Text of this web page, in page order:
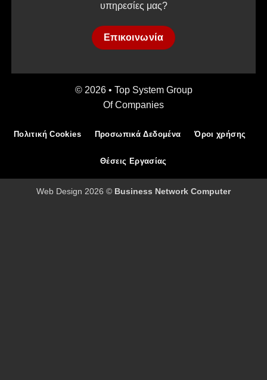
υπηρεσίες μας?
Επικοινωνία
© 2026 • Top System Group
Of Companies
Πολιτική Cookies Προσωπικά Δεδομένα Όροι χρήσης
Θέσεις Εργασίας
Web Design 2026 © Business Network Computer